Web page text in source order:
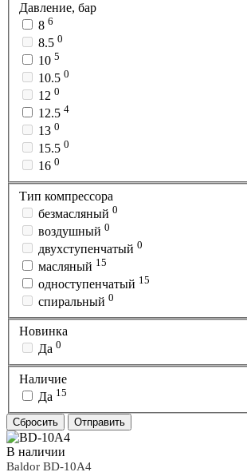
Давление, бар
8 6
8.5 0
10 5
10.5 0
12 0
12.5 4
13 0
15.5 0
16 0
Тип компрессора
безмасляный 0
воздушный 0
двухступенчатый 0
масляный 15
одноступенчатый 15
спиральный 0
Новинка
Да 0
Наличие
Да 15
Сбросить Отправить
В наличии
Baldor BD-10A4